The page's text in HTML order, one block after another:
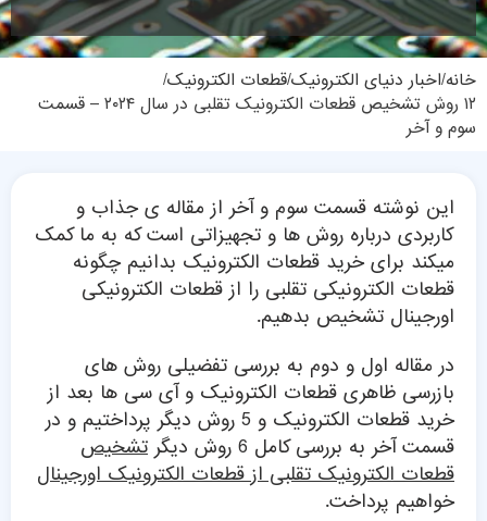
خانه اخبار دنیای الکترونیکقطعات الکترونیک
۱۲ روش تشخیص قطعات الکترونیک تقلبی در سال ۲۰۲۴ – قسمت
سوم و آخر
این نوشته قسمت سوم و آخر از مقاله ی جذاب و
کاربردی درباره روش ها و تجهیزاتی است که به ما کمک
میکند برای خرید قطعات الکترونیک بدانیم چگونه
قطعات الکترونیکی تقلبی را از قطعات الکترونیکی
اورجینال تشخیص بدهیم.
در مقاله اول و دوم به بررسی تفضیلی روش های
بازرسی ظاهری قطعات الکترونیک و آی سی ها بعد از
خرید قطعات الکترونیک و 5 روش دیگر پرداختیم و در
قسمت آخر به بررسی کامل 6 روش دیگر
تشخیص
قطعات الکترونیک تقلبی از قطعات الکترونیک اورجینال
خواهیم پرداخت.